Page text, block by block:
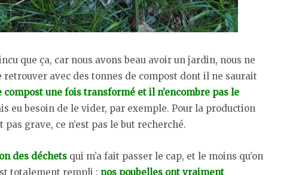
que ça, car nous avons beau avoir un jardin, nous ne
avec des tonnes de compost dont il ne saurait
une fois transformé et il n’encombre pas le
eu besoin de le vider, par exemple. Pour la production
grave, ce n’est pas le but recherché.
des déchets qui m’a fait passer le cap, et le moins qu’on
totalement rempli : nos poubelles ont vraiment